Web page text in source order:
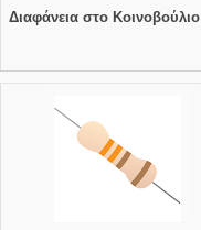
Διαφάνεια στο Κοινοβούλιο